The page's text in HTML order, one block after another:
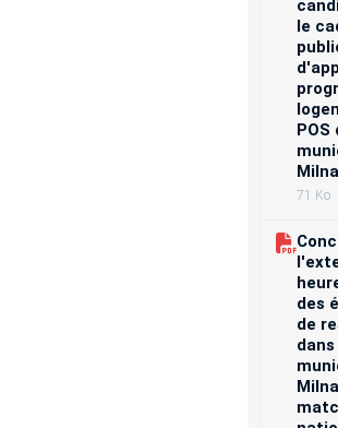
le
POS
Milna
71 Ko
des
de